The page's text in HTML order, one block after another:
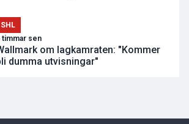
SHL
timmar sen
om lagkamraten: "Kommer
dumma utvisningar"